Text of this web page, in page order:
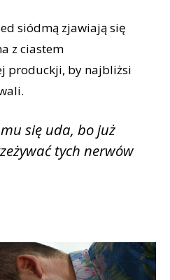
siódmą zjawiają się
z ciastem
produckji, by najbliżsi
się uda, bo już
tych nerwów